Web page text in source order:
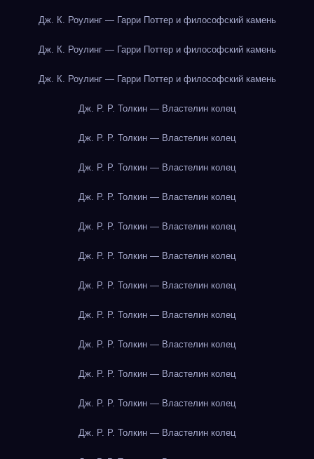
Дж. К. Роулинг — Гарри Поттер и философский камень
Дж. К. Роулинг — Гарри Поттер и философский камень
Дж. К. Роулинг — Гарри Поттер и философский камень
Дж. Р. Р. Толкин — Властелин колец
Дж. Р. Р. Толкин — Властелин колец
Дж. Р. Р. Толкин — Властелин колец
Дж. Р. Р. Толкин — Властелин колец
Дж. Р. Р. Толкин — Властелин колец
Дж. Р. Р. Толкин — Властелин колец
Дж. Р. Р. Толкин — Властелин колец
Дж. Р. Р. Толкин — Властелин колец
Дж. Р. Р. Толкин — Властелин колец
Дж. Р. Р. Толкин — Властелин колец
Дж. Р. Р. Толкин — Властелин колец
Дж. Р. Р. Толкин — Властелин колец